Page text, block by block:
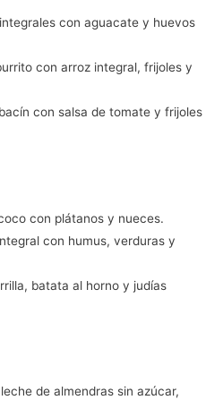
con aguacate y huevos
con arroz integral, frijoles y
con salsa de tomate y frijoles
con plátanos y nueces.
con humus, verduras y
batata al horno y judías
de almendras sin azúcar,